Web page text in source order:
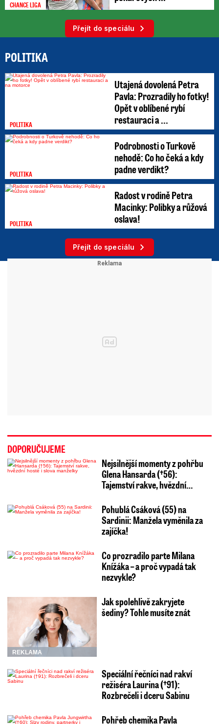
CHANCE LIGA
Přejít do speciálu
POLITIKA
POLITIKA
Utajená dovolená Petra
Pavla: Prozradily ho fotky!
Opět v oblíbené rybí
restauraci a ...
POLITIKA
Podrobnosti o Turkově
nehodě: Co ho čeká a kdy
padne verdikt?
POLITIKA
Radost v rodině Petra
Macinky: Polibky a růžová
oslava!
Přejít do speciálu
DOPORUČUJEME
Nejsilnější momenty z pohřbu
Glena Hansarda (†56):
Tajemství rakve, hvězdní…
Pohublá Csáková (55) na
Sardinii: Manžela vyměnila za
zajíčka!
Co prozradilo parte Milana
Knížáka – a proč vypadá tak
nezvykle?
REKLAMA
Jak spolehlivě zakryjete
šediny? Tohle musíte znát
Speciální řečníci nad rakví
režiséra Laurina (†91):
Rozbrečeli i dceru Sabinu
Pohřeb chemika Pavla